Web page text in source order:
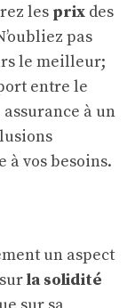
les prix des
pas
le meilleur;
entre le
à un
à vos besoins.
un aspect
la solidité